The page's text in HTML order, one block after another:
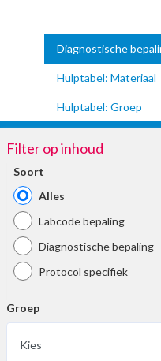
Diagnostische
Hulptabel: Materiaal
Hulptabel: Groep
Filter op inhoud
Soort
Alles
Labcode bepaling
Diagnostische bepaling
Protocol specifiek
Groep
Kies